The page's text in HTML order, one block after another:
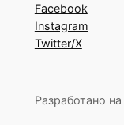
Facebook
Instagram
Twitter/X
Разработано на